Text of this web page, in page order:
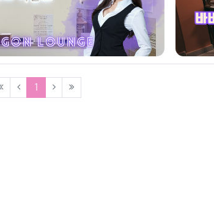
1 (current)